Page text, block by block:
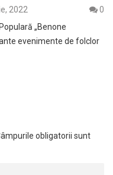
2022
0
„Benone
evenimente de folclor
obligatorii sunt